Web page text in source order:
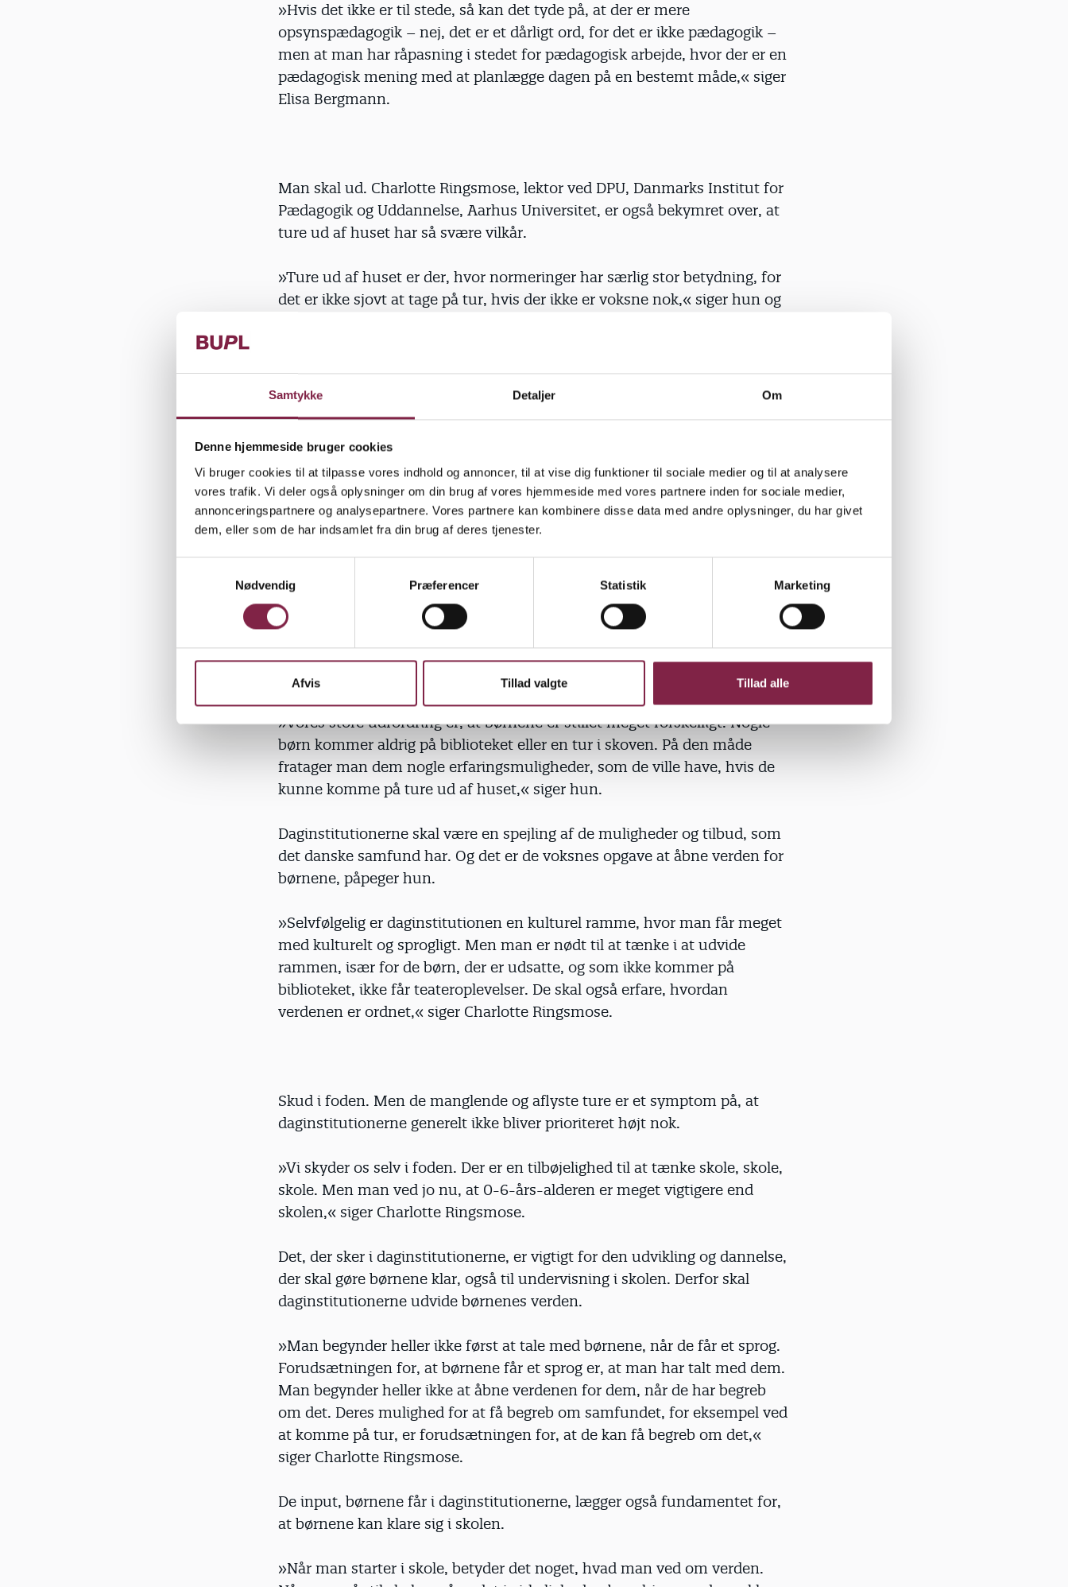
Samtykke Detaljer Om
Denne hjemmeside bruger cookies
Vi bruger cookies til at tilpasse vores indhold og annoncer, til at vise dig funktioner til sociale medier og til at analysere
vores trafik. Vi deler også oplysninger om din brug af vores hjemmeside med vores partnere inden for sociale medier,
annonceringspartnere og analysepartnere. Vores partnere kan kombinere disse data med andre oplysninger, du har givet
dem, eller som de har indsamlet fra din brug af deres tjenester.
v
Nødvendig Præferencer Statistik Marketing
Afvis Tillad valgte Tillad alle
»Hvis det ikke er til stede, så kan det tyde på, at der er mere
opsynspædagogik – nej, det er et dårligt ord, for det er ikke pædagogik –
men at man har råpasning i stedet for pædagogisk arbejde, hvor der er en
pædagogisk mening med at planlægge dagen på en bestemt måde,« siger
Elisa Bergmann.
Man skal ud. Charlotte Ringsmose, lektor ved DPU, Danmarks Institut for
Pædagogik og Uddannelse, Aarhus Universitet, er også bekymret over, at
ture ud af huset har så svære vilkår.
»Ture ud af huset er der, hvor normeringer har særlig stor betydning, for
det er ikke sjovt at tage på tur, hvis der ikke er voksne nok,« siger hun og
»Det er heller ikke sjovt at komme afsted, hvis man hele tiden skal være
I mange institutioner kan der være rigtig god grund til at komme lidt væk
fra de vante rammer.
»Når du ser de indhegnede legepladser, de lidt golde miljøer, som vores
Rammer udsatte. De manglende ture går især ud over udsatte børn,
anfører lektoren.
»Vores store udfordring er, at børnene er stillet meget forskelligt. Nogle
børn kommer aldrig på biblioteket eller en tur i skoven. På den måde
fratager man dem nogle erfaringsmuligheder, som de ville have, hvis de
kunne komme på ture ud af huset,« siger hun.
Daginstitutionerne skal være en spejling af de muligheder og tilbud, som
det danske samfund har. Og det er de voksnes opgave at åbne verden for
børnene, påpeger hun.
»Selvfølgelig er daginstitutionen en kulturel ramme, hvor man får meget
med kulturelt og sprogligt. Men man er nødt til at tænke i at udvide
rammen, især for de børn, der er udsatte, og som ikke kommer på
biblioteket, ikke får teateroplevelser. De skal også erfare, hvordan
verdenen er ordnet,« siger Charlotte Ringsmose.
Skud i foden. Men de manglende og aflyste ture er et symptom på, at
daginstitutionerne generelt ikke bliver prioriteret højt nok.
»Vi skyder os selv i foden. Der er en tilbøjelighed til at tænke skole, skole,
skole. Men man ved jo nu, at 0-6-års-alderen er meget vigtigere end
skolen,« siger Charlotte Ringsmose.
Det, der sker i daginstitutionerne, er vigtigt for den udvikling og dannelse,
der skal gøre børnene klar, også til undervisning i skolen. Derfor skal
daginstitutionerne udvide børnenes verden.
»Man begynder heller ikke først at tale med børnene, når de får et sprog.
Forudsætningen for, at børnene får et sprog er, at man har talt med dem.
Man begynder heller ikke at åbne verdenen for dem, når de har begreb
om det. Deres mulighed for at få begreb om samfundet, for eksempel ved
at komme på tur, er forudsætningen for, at de kan få begreb om det,«
siger Charlotte Ringsmose.
De input, børnene får i daginstitutionerne, lægger også fundamentet for,
at børnene kan klare sig i skolen.
»Når man starter i skole, betyder det noget, hvad man ved om verden.